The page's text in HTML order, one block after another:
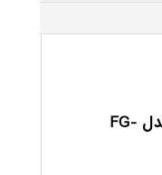
خرید فایروال فورتی گیت باندل FG-